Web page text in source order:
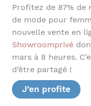
Profitez de 87% de
de mode pour
nouvelle vente en
Showroomprivé
mars à 8 heures.
d’être partagé !
J’en profite